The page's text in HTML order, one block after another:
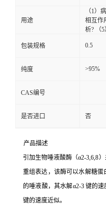
用途
（1）
相互作
析? （
包装规格 0.5
纯度 >95%
CAS编号
是否进口 否
产品描述
引加生物唾液酸酶（α2-3,6,8
重组表达，该酶可以水解糖蛋
的唾液酸，其水解α2-3 键的
键的速度近似。